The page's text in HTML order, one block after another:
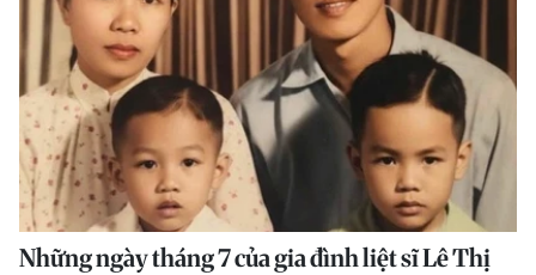
Những ngày tháng 7 của gia đình liệt sĩ Lê Thị